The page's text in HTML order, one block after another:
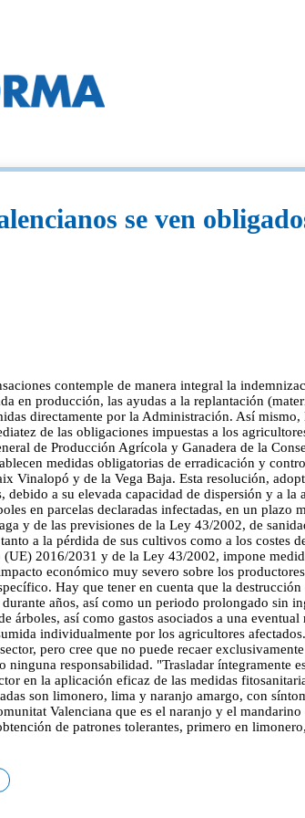
se ven
contemple de manera integral la
en producción, las ayudas a la replantación
directamente por la Administración. Así
de las obligaciones impuestas a los
de Producción Agrícola y Ganadera de la
medidas obligatorias de erradicación y
Vinalopó y de la Vega Baja. Esta resolución,
a su elevada capacidad de dispersión y a
en parcelas declaradas infectadas, en un
y de las previsiones de la Ley 43/2002, de
a la pérdida de sus cultivos como a los costes
2016/2031 y de la Ley 43/2002, impone
económico muy severo sobre los
Hay que tener en cuenta que la
años, así como un periodo prolongado sin
árboles, así como gastos asociados a una
individualmente por los agricultores
pero cree que no puede recaer
responsabilidad. "Trasladar íntegramente
en la aplicación eficaz de las medidas
son limonero, lima y naranjo amargo, con
Valenciana que es el naranjo y el
de patrones tolerantes, primero en